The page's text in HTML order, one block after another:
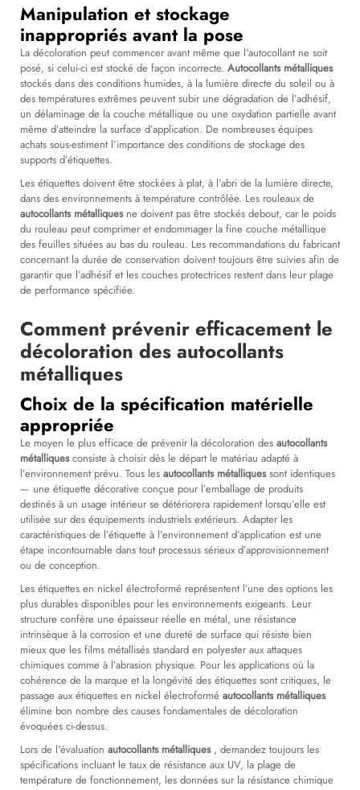
Manipulation et stockage
inappropriés avant la pose
La décoloration peut commencer avant même que l’autocollant ne soit
posé, si celui-ci est stocké de façon incorrecte. Autocollants métalliques
stockés dans des conditions humides, à la lumière directe du soleil ou à
des températures extrêmes peuvent subir une dégradation de l’adhésif,
un délaminage de la couche métallique ou une oxydation partielle avant
même d’atteindre la surface d’application. De nombreuses équipes
achats sous-estiment l’importance des conditions de stockage des
supports d’étiquettes.
Les étiquettes doivent être stockées à plat, à l’abri de la lumière directe,
dans des environnements à température contrôlée. Les rouleaux de
autocollants métalliques ne doivent pas être stockés debout, car le poids
du rouleau peut comprimer et endommager la fine couche métallique
des feuilles situées au bas du rouleau. Les recommandations du fabricant
concernant la durée de conservation doivent toujours être suivies afin de
garantir que l’adhésif et les couches protectrices restent dans leur plage
de performance spécifiée.
Comment prévenir efficacement le
décoloration des autocollants
métalliques
Choix de la spécification matérielle
appropriée
Le moyen le plus efficace de prévenir la décoloration des autocollants
métalliquesconsiste à choisir dès le départ le matériau adapté à
l’environnement prévu. Tous les autocollants métalliquessont identiques
— une étiquette décorative conçue pour l’emballage de produits
destinés à un usage intérieur se détériorera rapidement lorsqu’elle est
utilisée sur des équipements industriels extérieurs. Adapter les
caractéristiques de l’étiquette à l’environnement d’application est une
étape incontournable dans tout processus sérieux d’approvisionnement
ou de conception.
Les étiquettes en nickel électroformé représentent l’une des options les
plus durables disponibles pour les environnements exigeants. Leur
structure confère une épaisseur réelle en métal, une résistance
intrinsèque à la corrosion et une dureté de surface qui résiste bien
mieux que les films métallisés standard en polyester aux attaques
chimiques comme à l’abrasion physique. Pour les applications où la
cohérence de la marque et la longévité des étiquettes sont critiques, le
passage aux étiquettes en nickel électroformé autocollants métalliques
élimine bon nombre des causes fondamentales de décoloration
évoquées ci-dessus.
Lors de l'évaluation autocollants métalliques , demandez toujours les
spécifications incluant le taux de résistance aux UV, la plage de
température de fonctionnement, les données sur la résistance chimique